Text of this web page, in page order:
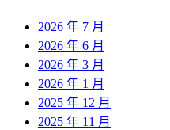
2026 年 7 月
2026 年 6 月
2026 年 3 月
2026 年 1 月
2025 年 12 月
2025 年 11 月